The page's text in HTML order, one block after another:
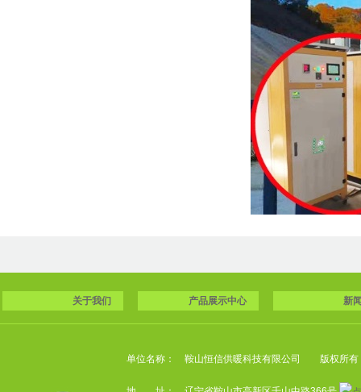
关于我们 产品展示中心 新
单位名称： 鞍山恒信供暖科技有限公司 版权所有